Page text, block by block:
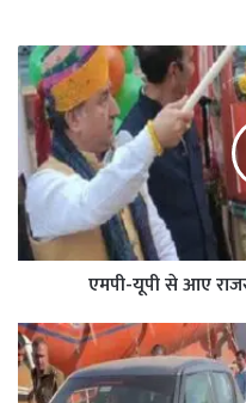
एमपी-यूपी से आए